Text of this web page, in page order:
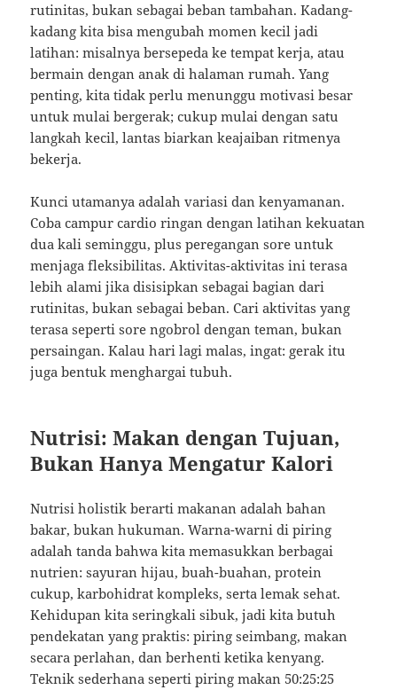
rutinitas, bukan sebagai beban tambahan. Kadang-
kadang kita bisa mengubah momen kecil jadi
latihan: misalnya bersepeda ke tempat kerja, atau
bermain dengan anak di halaman rumah. Yang
penting, kita tidak perlu menunggu motivasi besar
untuk mulai bergerak; cukup mulai dengan satu
langkah kecil, lantas biarkan keajaiban ritmenya
bekerja.
Kunci utamanya adalah variasi dan kenyamanan.
Coba campur cardio ringan dengan latihan kekuatan
dua kali seminggu, plus peregangan sore untuk
menjaga fleksibilitas. Aktivitas-aktivitas ini terasa
lebih alami jika disisipkan sebagai bagian dari
rutinitas, bukan sebagai beban. Cari aktivitas yang
terasa seperti sore ngobrol dengan teman, bukan
persaingan. Kalau hari lagi malas, ingat: gerak itu
juga bentuk menghargai tubuh.
Nutrisi: Makan dengan Tujuan,
Bukan Hanya Mengatur Kalori
Nutrisi holistik berarti makanan adalah bahan
bakar, bukan hukuman. Warna-warni di piring
adalah tanda bahwa kita memasukkan berbagai
nutrien: sayuran hijau, buah-buahan, protein
cukup, karbohidrat kompleks, serta lemak sehat.
Kehidupan kita seringkali sibuk, jadi kita butuh
pendekatan yang praktis: piring seimbang, makan
secara perlahan, dan berhenti ketika kenyang.
Teknik sederhana seperti piring makan 50:25:25